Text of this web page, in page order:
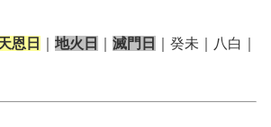
恩日 地火日 滅門日
｜癸未｜八白｜